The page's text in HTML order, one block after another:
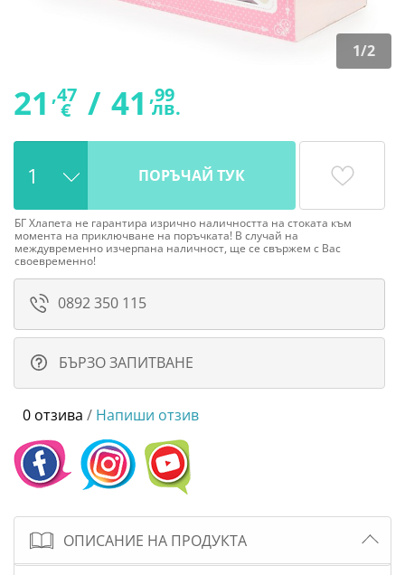
1/2
21 ,47
€ / 41 ,99
лв.
ПОРЪЧАЙ ТУК
БГ Хлапета не гарантира изрично наличността на стоката към
момента на приключване на поръчката! В случай на
междувременно изчерпана наличност, ще се свържем с Вас
своевременно!
0892 350 115
БЪРЗО ЗАПИТВАНЕ
0 отзива / Напиши отзив
ОПИСАНИЕ НА ПРОДУКТА